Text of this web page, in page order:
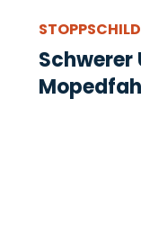
Schwerer